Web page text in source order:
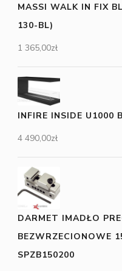
MASSI WALK IN FIX
130-BL)
1 365,00zł
INFIRE INSIDE U1000
4 490,00zł
DARMET IMADŁO
BEZWRZECIONOWE
SPZB150200